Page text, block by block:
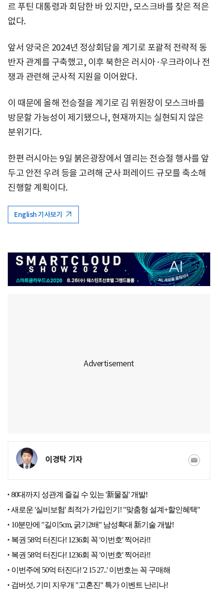
르 푸틴 대통령과 회담한 바 있지만, 모스크바를 찾은 적은
없다.
앞서 양국은 2024년 정상회담을 계기로 포괄적 전략적 동
반자 관계를 구축했고, 이후 북한은 러시아·우크라이나 전
쟁과 관련해 군사적 지원을 이어왔다.
이 때문에 올해 전승절을 계기로 김 위원장이 모스크바를
방문할 가능성이 제기됐으나, 현재까지는 실현되지 않은
분위기다.
한편 러시아는 9일 붉은광장에서 열리는 전승절 행사를 앞
두고 안전 우려 등을 고려해 군사 퍼레이드 규모를 축소해
진행할 계획이다.
English 기사보기
이경탁 기자